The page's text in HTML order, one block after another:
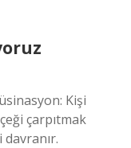
Kişi
çarpıtmak